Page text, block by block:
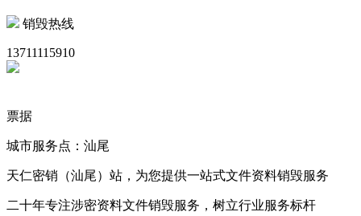
销毁热线
13711115910
票据
城市服务点：汕尾
天仁密销（汕尾）站，为您提供一站式文件资料销毁服务
二十年专注涉密资料文件销毁服务，树立行业服务标杆